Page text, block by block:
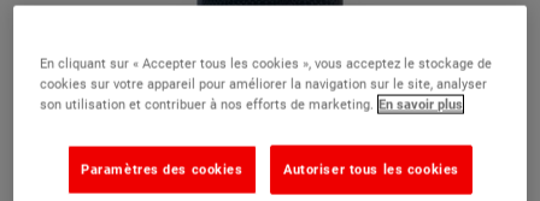
En cliquant sur « Accepter tous les cookies », vous acceptez le stockage de
cookies sur votre appareil pour améliorer la navigation sur le site, analyser
son utilisation et contribuer à nos efforts de marketing. En savoir plus
Autoriser tous les cookies
Paramètres des cookies